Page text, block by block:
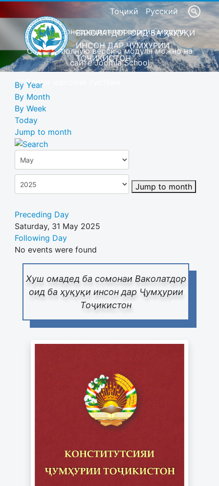
Тоҷикӣ Русский
Это демонстрационная версия модуля
Скачать полную версию модуля можно на
сайте Joomla School
Барои шахсони сустбин
ВАКОЛАТДОР ОИД БА ҲУҚУҚИ
ИНСОН ДАР ҶУМҲУРИИ
ТОҶИКИСТОН
Хуш омадед ба сомонаи Ваколатдор
оид ба ҳуқуқи инсон дар Ҷумҳурии
Тоҷикистон
By Year
By Month
By Week
Today
Jump to month
Jump to month
Preceding Day
Saturday, 31 May 2025
Following Day
No events were found